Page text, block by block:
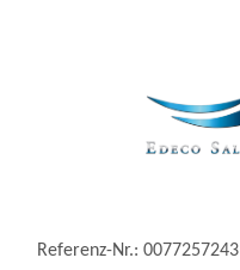
Referenz-Nr.: 0077257243